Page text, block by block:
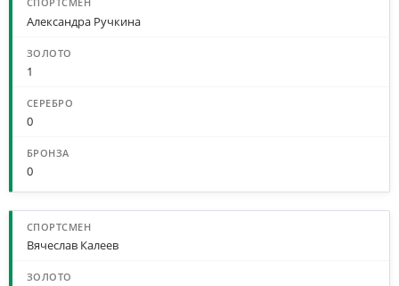
Александра Ручкина
1
0
0
Вячеслав Калеев